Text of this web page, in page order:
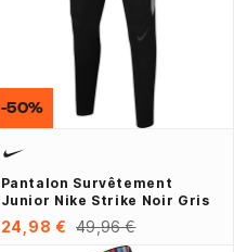
Pantalon Survêtement
Junior Nike Strike Noir Gris
24,98 € 49,96 €
-50%